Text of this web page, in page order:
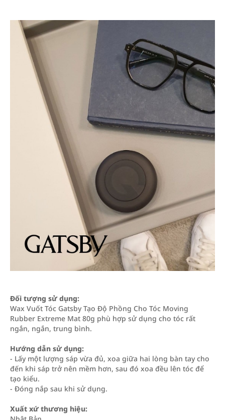
Đối tượng sử dụng:
Wax Vuốt Tóc Gatsby Tạo Độ Phồng Cho Tóc Moving
Rubber Extreme Mat 80g phù hợp sử dụng cho tóc rất
ngắn, ngắn, trung bình.
Hướng dẫn sử dụng:
- Lấy một lượng sáp vừa đủ, xoa giữa hai lòng bàn tay cho
đến khi sáp trở nên mềm hơn, sau đó xoa đều lên tóc để
tạo kiểu.
- Đóng nắp sau khi sử dụng.
Xuất xứ thương hiệu: